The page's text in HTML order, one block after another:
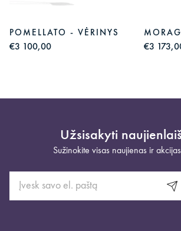
POMELLATO - VĖRINYS
€3 100,00 €3
Užsisakyti
Sužinokite visas naujienas ir